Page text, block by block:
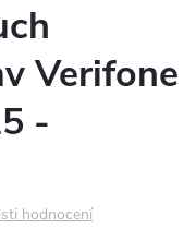
Verifone
-
hodnocení